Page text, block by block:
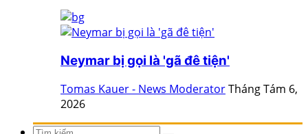
Neymar bị gọi là 'gã đê tiện'
Tomas Kauer - News ModeratorTháng Tám 6,
2026